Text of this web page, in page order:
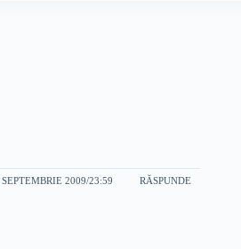
SEPTEMBRIE 2009/23:59 RĂSPUNDE